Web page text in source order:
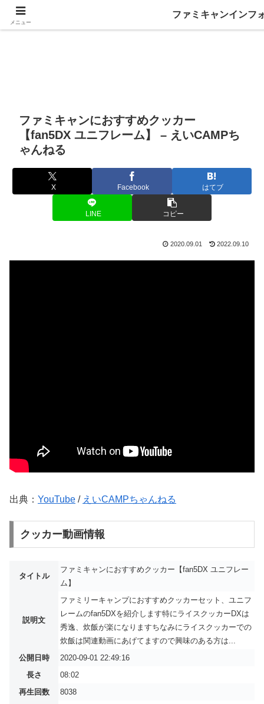
ファミキャンにおすすめクッカー
【fan5DX ユニフレーム】 – えいCAMPち
ゃんねる
X Facebook はてブ
LINE コピー
2020.09.01 2022.09.10
出典： YouTube / えいCAMPちゃんねる
クッカー動画情報
タイトル
ファミキャンにおすすめクッカー【fan5DX ユニフレー
ム】
説明文
ファミリーキャンプにおすすめクッカーセット、ユニフ
レームのfan5DXを紹介します特にライスクッカーDXは
秀逸、炊飯が楽になりますちなみにライスクッカーでの
炊飯は関連動画にあげてますので興味のある方は...
公開日時
2020-09-01 22:49:16
長さ
08:02
再生回数
8038
メニュー
ファミキャンインフ